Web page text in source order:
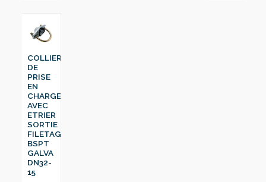
COLLIER
DE
PRISE
EN
CHARGE
AVEC
ETRIER
SORTIE
FILETAGE
BSPT
GALVA
DN32-
15